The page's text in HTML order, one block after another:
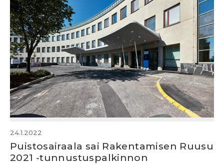
24.1.2022
Puistosairaala sai Rakentamisen Ruusu
2021 -tunnustuspalkinnon